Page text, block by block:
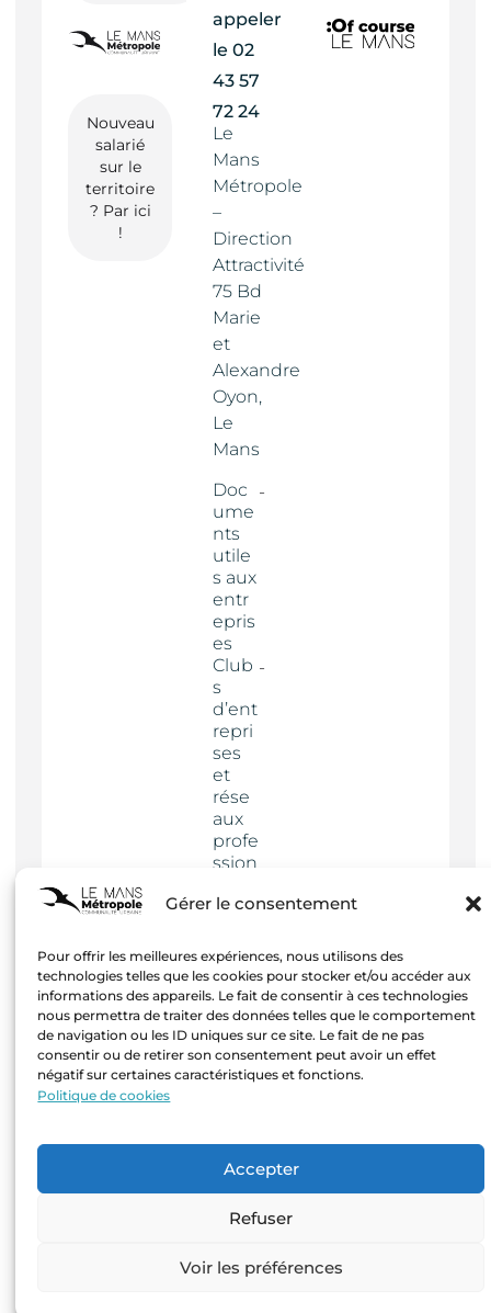
Gérer le consentement
Pour offrir les meilleures expériences, nous utilisons des
technologies telles que les cookies pour stocker et/ou accéder aux
informations des appareils. Le fait de consentir à ces technologies
nous permettra de traiter des données telles que le comportement
de navigation ou les ID uniques sur ce site. Le fait de ne pas
consentir ou de retirer son consentement peut avoir un effet
négatif sur certaines caractéristiques et fonctions.
Politique de cookies
Accepter
Refuser
Voir les préférences
Nouveau
salarié
sur le
territoire
? Par ici
!
appeler
le02
43 57
72 24
Le
Mans
Métropole
–
Direction
Attractivité
75 Bd
Marie
et
Alexandre
Oyon,
Le
Mans
Doc
ume
nts
utile
s aux
entr
epris
es
Club
s
d’ent
repri
ses
et
rése
aux
profe
ssion
Actua
Mentions
Création
Agence
Hastone